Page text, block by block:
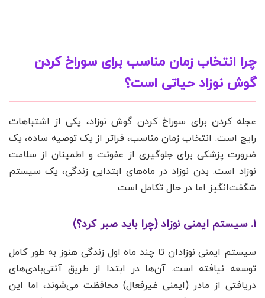
چرا انتخاب زمان مناسب برای سوراخ کردن
گوش نوزاد حیاتی است؟
عجله کردن برای سوراخ کردن گوش نوزاد، یکی از اشتباهات
رایج است. انتخاب زمان مناسب، فراتر از یک توصیه ساده، یک
ضرورت پزشکی برای جلوگیری از عفونت و اطمینان از سلامت
نوزاد است. بدن نوزاد در ماه‌های ابتدایی زندگی، یک سیستم
شگفت‌انگیز اما در حال تکامل است.
۱. سیستم ایمنی نوزاد (چرا باید صبر کرد؟)
سیستم ایمنی نوزادان تا چند ماه اول زندگی هنوز به طور کامل
توسعه نیافته است. آن‌ها در ابتدا از طریق آنتی‌بادی‌های
دریافتی از مادر (ایمنی غیرفعال) محافظت می‌شوند، اما این